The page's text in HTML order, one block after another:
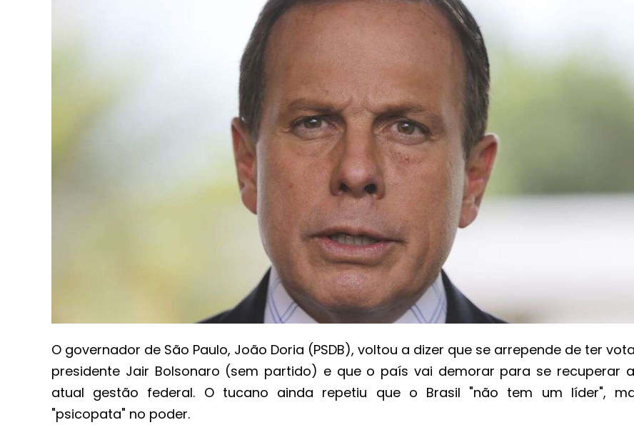
O governador de São Paulo, João Doria (PSDB), voltou a dizer que se arrepende de ter
presidente Jair Bolsonaro (sem partido) e que o país vai demorar para se recuperar
atual gestão federal. O tucano ainda repetiu que o Brasil "não tem um líder",
"psicopata" no poder.